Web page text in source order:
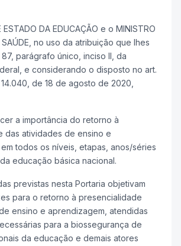
ESTADO DA EDUCAÇÃO e o MINISTRO
SAÚDE, no uso da atribuição que lhes
parágrafo único, inciso II, da
e considerando o disposto no art.
de 18 de agosto de 2020,
a importância do retorno à
das atividades de ensino e
todos os níveis, etapas, anos/séries
educação básica nacional.
previstas nesta Portaria objetivam
para o retorno à presencialidade
ensino e aprendizagem, atendidas
para a biossegurança de
da educação e demais atores